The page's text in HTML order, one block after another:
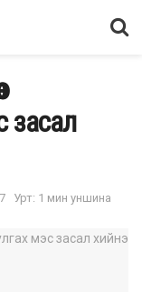
засал
Урт: 1 мин уншина